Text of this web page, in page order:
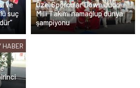
ve
suç
Özel Sporcular Down Judo
Milli Takımı namağlup dünya
şampiyonu
HABER